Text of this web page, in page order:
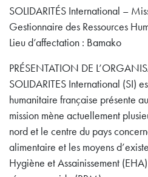
SOLIDARITÉS International –
Gestionnaire des Ressources
Lieu d’affectation : Bamako
PRÉSENTATION DE
SOLIDARITES International (SI)
humanitaire française présente
mission mène actuellement
nord et le centre du pays
alimentaire et les moyens
Hygiène et Assainissement